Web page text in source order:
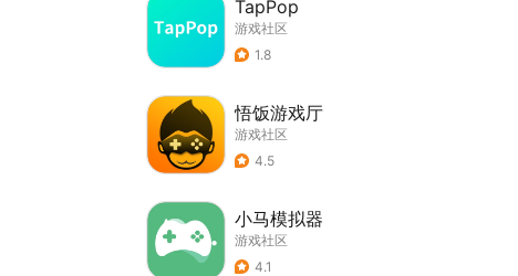
TapPop
游戏社区
1.8
悟饭游戏厅
游戏社区
4.5
小马模拟器
游戏社区
4.1